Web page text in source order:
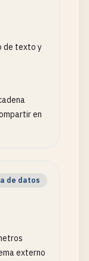
de texto y
en
de datos
externo